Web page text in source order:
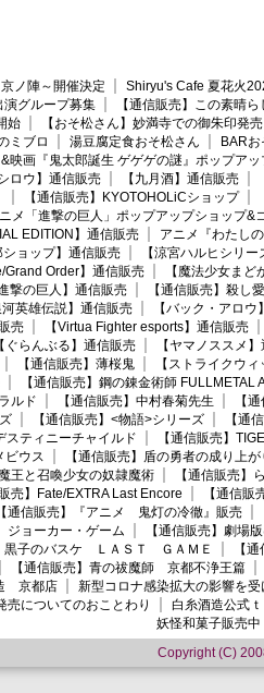
ノ陣～開催決定
Shiryu's Cafe 夏花火
演グループ募集
【通信販売】この素晴
始
【おそ松さん】妙満寺での御朱印発売
ミブロ 湯豆腐定食おそ松さん
BAR
&映画『鬼太郎誕生 ゲゲゲの謎』ポップア
ロウ】通信販売 【九月酒】通信販売
【通信販売】KYOTOHOLiCショップ
メ「進撃の巨人」ポップアップショップ&
EDITION】通信販売
アニメ『わたし
ョップ】通信販売
【涼宮ハルヒシリ
Grand Order】通信販売
【魔法少女ま
進撃の巨人】通信販売
【通信販売】殺し愛
河英雄伝説】通信販売
【バック・アロウ
売
【Virtua Fighter esports】通信販売
【ぐらんぶる】通信販売
【ヤマノススメ
【通信販売】薄桜鬼
【ストライクウ
【通信販売】鋼の錬金術師 FULLMETAL
ルド 【通信販売】中村春菊先生
【
【通信販売】<物語>シリーズ
【通
スティニーチャイルド
【通信販売】
ビウス
【通信販売】盾の勇者の成り上が
王と召喚少女の奴隷魔術
【通信販売】
販売】Fate/EXTRA Last Encore
【通信
【通信販売】『アニメ 鬼灯の冷徹』販売
ジョーカー・ゲーム
【通信販売】劇場
黒子のバスケ ＬＡＳＴ ＧＡＭＥ
【
【通信販売】青の祓魔師 京都不浄王篇
京都店
新型コロナ感染拡大の影響を
売についてのおことわり
白糸酒造公式
妖怪和菓子販売中
Copyright (C)